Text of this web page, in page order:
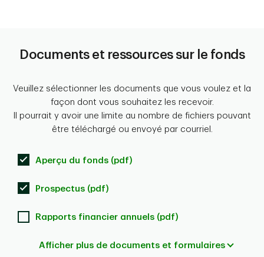
Documents et ressources sur le fonds
Veuillez sélectionner les documents que vous voulez et la
façon dont vous souhaitez les recevoir.
Il pourrait y avoir une limite au nombre de fichiers pouvant
être téléchargé ou envoyé par courriel.
Aperçu du fonds (pdf)
Prospectus (pdf)
Rapports financier annuels (pdf)
Afficher plus de documents et formulaires